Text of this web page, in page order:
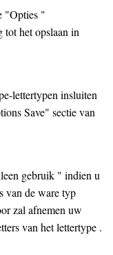
"Opties "
tot het opslaan in
lettertypen insluiten
Save" sectie van
gebruik " indien u
van de ware typ
zal afnemen uw
van het lettertype .